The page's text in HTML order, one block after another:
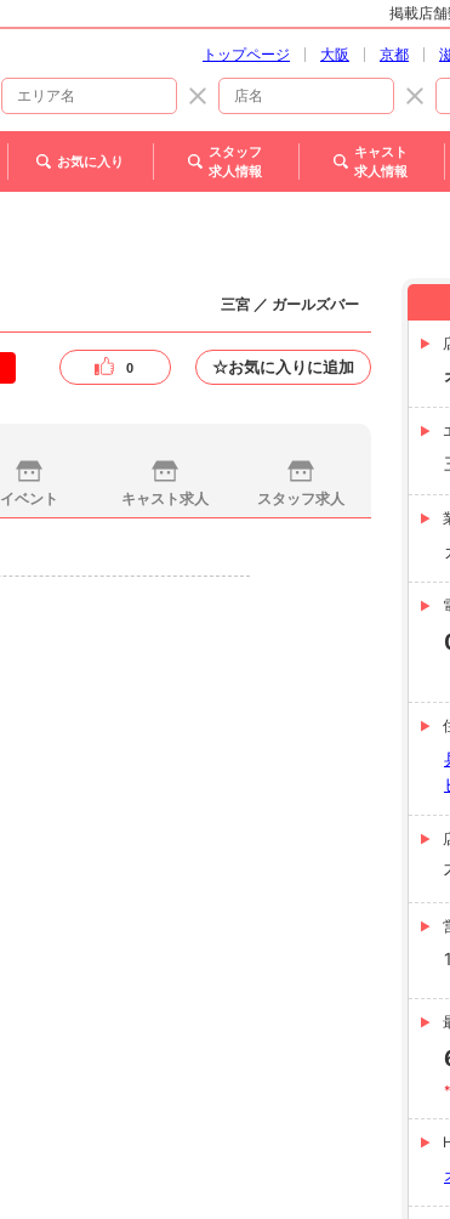
掲載店舗
トップページ 大阪 京都
お気に入り
スタッフ
求人情報
キャスト
求人情報
三宮 ／ ガールズバー
0 ☆お気に入りに追加
イベント キャスト求人 スタッフ求人